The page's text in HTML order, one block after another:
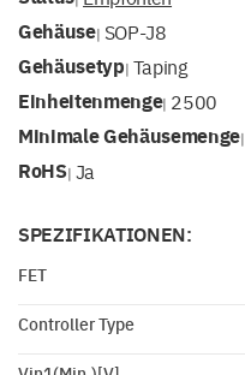
Gehäuse| SOP-J8
Gehäusetyp| Taping
Einheitenmenge| 2500
Minimale Gehäusemenge|
RoHS| Ja
SPEZIFIKATIONEN:
FET
Controller Type